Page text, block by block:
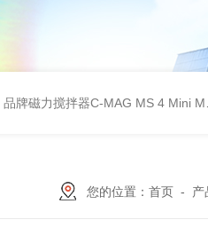
品牌磁力搅拌器C-MAG MS 4 Mini MR standard IKA磁力搅拌器
您的位置： 首页- 产